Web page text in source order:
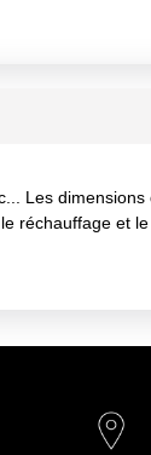
Les
réchauffage et